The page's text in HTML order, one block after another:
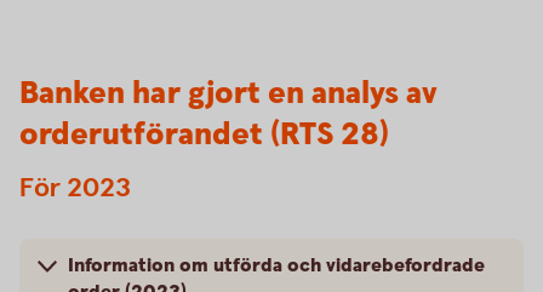
Banken har gjort en analys av
orderutförandet (RTS 28)
För 2023
Information om utförda och vidarebefordrade